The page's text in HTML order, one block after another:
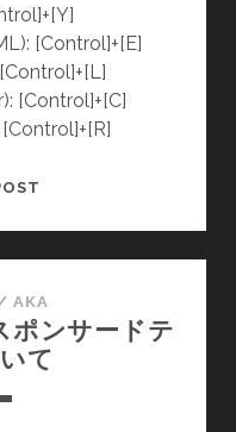
[Control]+[E]
[Control]+[C]
画
面
で
AKA
ポンサードテ
て